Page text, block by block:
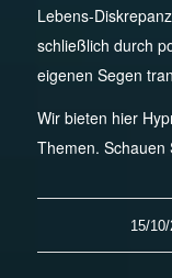
Lebens-
schließlich durch
eigenen Segen
Wir bieten hier
Themen. Schauen
15/
/